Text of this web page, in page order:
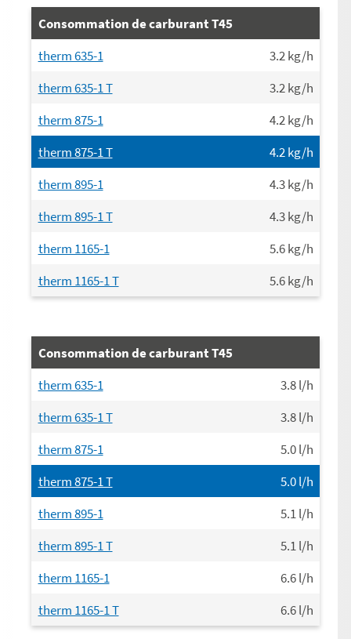
Consommation de carburant T45
therm 635-1
3.2kg/h
therm 635-1 T
3.2kg/h
therm 875-1
4.2kg/h
therm 875-1 T
4.2kg/h
therm 895-1
4.3kg/h
therm 895-1 T
4.3kg/h
therm 1165-1
5.6kg/h
therm 1165-1 T
5.6kg/h
Consommation de carburant T45
therm 635-1
3.8l/h
therm 635-1 T
3.8l/h
therm 875-1
5.0l/h
therm 875-1 T
5.0l/h
therm 895-1
5.1l/h
therm 895-1 T
5.1l/h
therm 1165-1
6.6l/h
therm 1165-1 T
6.6l/h